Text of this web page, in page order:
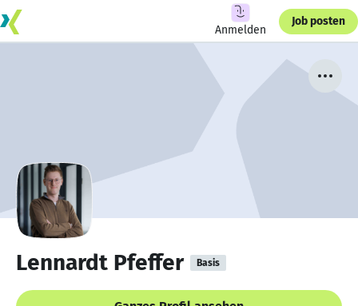
Anmelden
Job posten
Lennardt Pfeffer Basis